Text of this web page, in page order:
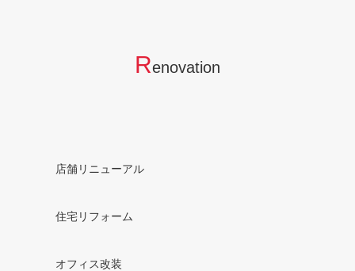
Renovation
店舗リニューアル
住宅リフォーム
オフィス改装